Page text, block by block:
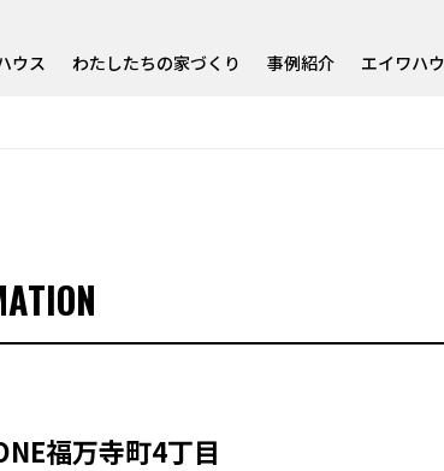
ウス わたしたちの家づくり 事例紹介 エイワハ
福万寺町4丁目